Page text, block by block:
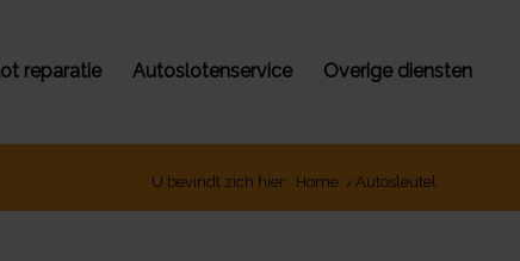
reparatie Autoslotenservice Overige diensten
U bevindt zich hier: Home / Autosleutel